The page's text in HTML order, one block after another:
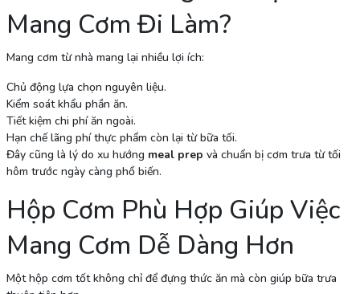
Mang Cơm Đi Làm?
Mang cơm từ nhà mang lại nhiều lợi ích:
Chủ động lựa chọn nguyên liệu.
Kiểm soát khẩu phần ăn.
Tiết kiệm chi phí ăn ngoài.
Hạn chế lãng phí thực phẩm còn lại từ bữa tối.
Đây cũng là lý do xu hướng meal prep và chuẩn bị cơm trưa từ tối
hôm trước ngày càng phổ biến.
Hộp Cơm Phù Hợp Giúp Việc
Mang Cơm Dễ Dàng Hơn
Một hộp cơm tốt không chỉ để đựng thức ăn mà còn giúp bữa trưa